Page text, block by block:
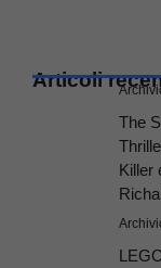
Articoli
The
Killer